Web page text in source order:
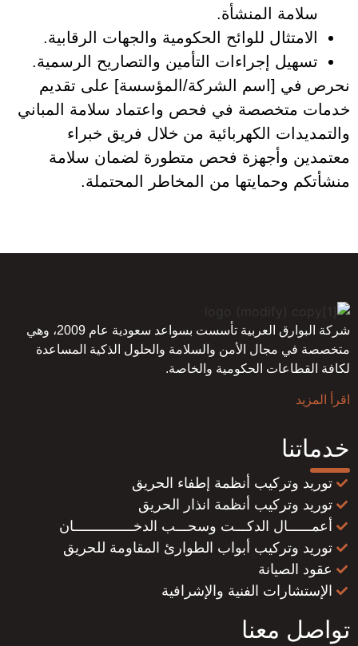
سلامة المنشأة.
الامتثال للوائح الحكومية والجهات الرقابية.
تسهيل إجراءات التأمين والتصاريح الرسمية.
نحرص في [اسم الشركة/المؤسسة] على تقديم
خدمات متخصصة في فحص واعتماد سلامة المباني
والتمديدات الكهربائية من خلال فريق خبراء
معتمدين وأجهزة فحص متطورة لضمان سلامة
منشأتكم وحمايتها من المخاطر المحتملة.
شركة البوارق العربية تأسست بسواعد سعودية عام 2009، وهي
متخصصة في مجال الأمن والسلامة والحلول الذكية المساعدة
لكافة القطاعات الحكومية والخاصة.
اقرأ المزيد
خدماتنا
توريد وتركيب أنظمة إطفاء الحريق
توريد وتركيب أنظمة انذار الحريق
أعمــــــال الدكـــت وسحـــب الدخـــــــــــــــان
توريد وتركيب أبواب الطوارئ المقاومة للحريق
عقود الصيانة
الإستشارات الفنية والإشرافية
تواصل معنا